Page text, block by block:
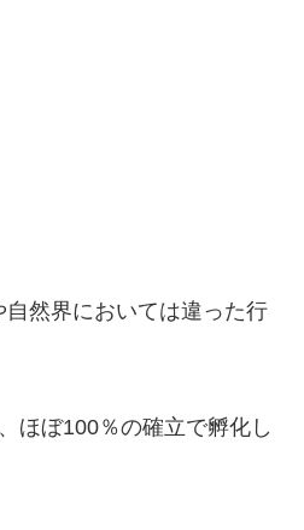
然界においては違った行
ほぼ100％の確立で孵化し